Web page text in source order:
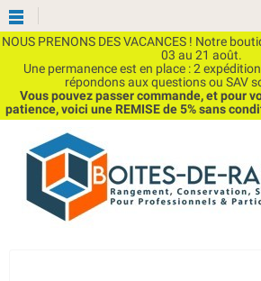
NOUS PRENONS DES VACANCES ! Notre
03 au 21 août.
Une permanence est en place : 2
répondons aux questions ou SAV
Vous pouvez passer commande, et pour
patience, voici une REMISE de 5% sans